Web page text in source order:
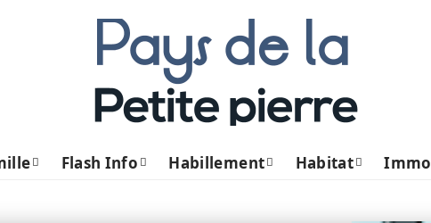
Flash Info Habillement Habitat Immo